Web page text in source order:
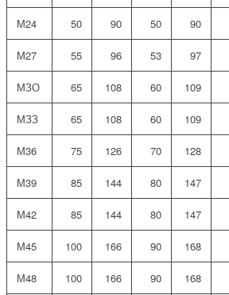
М24 50 90 50 90
М27 55 96 53 97
МЗО 65 108 60 109
МЗЗ 65 108 60 109
М36 75 126 70 128
М39 85 144 80 147
М42 85 144 80 147
М45 100 166 90 168
М48 100 166 90 168